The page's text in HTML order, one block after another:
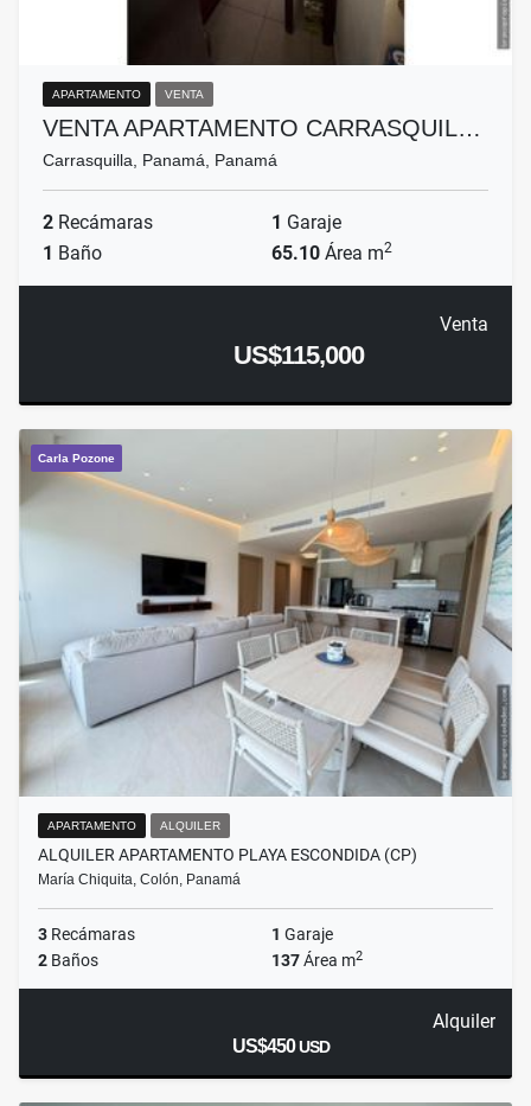
APARTAMENTO VENTA
VENTA APARTAMENTO CARRASQUIL…
Carrasquilla, Panamá, Panamá
2 Recámaras 1 Garaje
1 Baño 65.10 Área m2
Venta
US$115,000
Carla Pozone
APARTAMENTO ALQUILER
ALQUILER APARTAMENTO PLAYA ESCONDIDA (CP)
María Chiquita, Colón, Panamá
3 Recámaras 1 Garaje
2 Baños 137Área m2
Alquiler
US$450USD